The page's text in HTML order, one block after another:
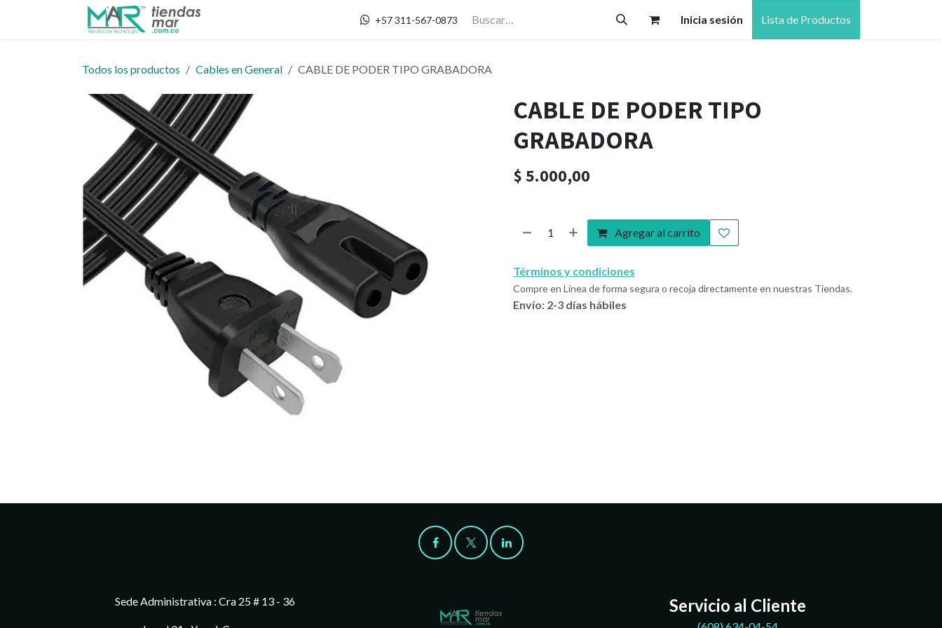
Contáctanos +57 311-567-0873 Inicia sesión Lista de Productos
Todos los productos Cables en General CABLE DE PODER TIPO GRABADORA
CABLE DE PODER TIPO
GRABADORA
$5.000,00
Agregar al carrito
Términos y condiciones
Compre en Línea de forma segura o recoja directamente en nuestras Tiendas.
Envío: 2-3 días hábiles
Sede Administrativa : Cra 25 # 13 - 36 Servicio al Cliente